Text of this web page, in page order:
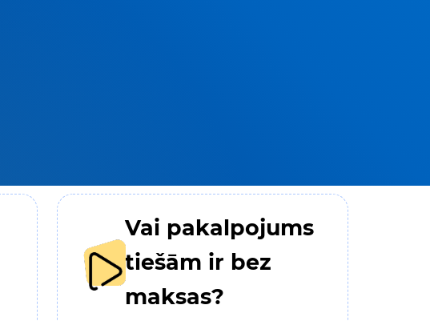
Vai pakalpojums
tiešām ir bez
maksas?